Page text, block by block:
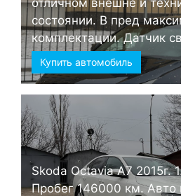
состоянии. В пред
комплектации. Датчик
Купить автомобиль
Skoda Octavia А7 2015г.
Пробег 146000 км. Авто